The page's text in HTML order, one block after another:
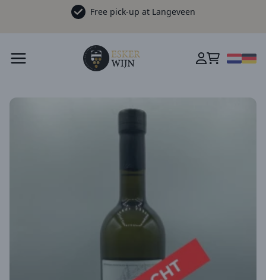
Free pick-up at Langeveen